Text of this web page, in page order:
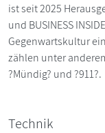
ist seit 2025
und BUSINESS
Gegenwartskultur
zählen unter
?Mündig? und ?911?.
Technik